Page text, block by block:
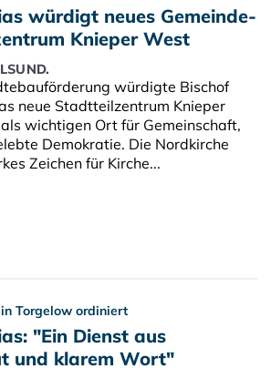
würdigt neues Gemeinde-
Knieper West
würdigte Bischof
neue Stadtteilzentrum Knieper
wichtigen Ort für Gemeinschaft,
Demokratie. Die Nordkirche
Zeichen für Kirche...
Torgelow ordiniert
"Ein Dienst aus
und klarem Wort"